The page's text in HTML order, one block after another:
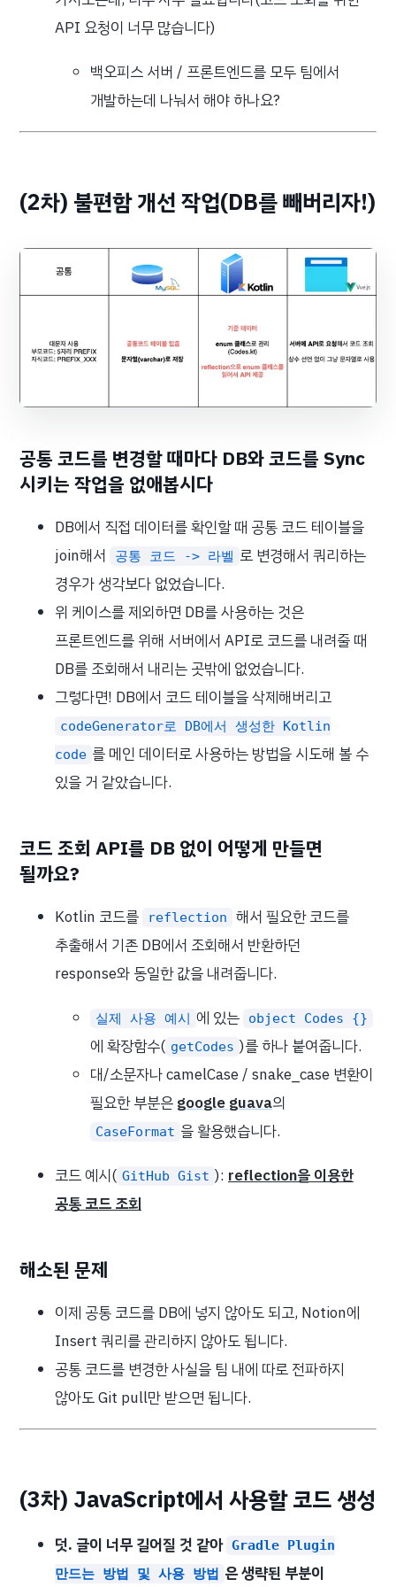
API 요청이 너무 많습니다)
백오피스 서버 / 프론트엔드를 모두 팀에서
개발하는데 나눠서 해야 하나요?
(2차) 불편함 개선 작업(DB를 빼버리자!)
공통 코드를 변경할 때마다 DB와 코드를 Sync
시키는 작업을 없애봅시다
DB에서 직접 데이터를 확인할 때 공통 코드 테이블을
join해서
공통 코드 -> 라벨 로 변경해서 쿼리하는
경우가 생각보다 없었습니다.
위 케이스를 제외하면 DB를 사용하는 것은
프론트엔드를 위해 서버에서 API로 코드를 내려줄 때
DB를 조회해서 내리는 곳밖에 없었습니다.
그렇다면! DB에서 코드 테이블을 삭제해버리고
codeGenerator로 DB에서 생성한 Kotlin
code 를 메인 데이터로 사용하는 방법을 시도해 볼 수
있을 거 같았습니다.
코드 조회 API를 DB 없이 어떻게 만들면
될까요?
Kotlin 코드를 reflection
해서 필요한 코드를
추출해서 기존 DB에서 조회해서 반환하던
response와 동일한 값을 내려줍니다.
실제 사용 예시 에 있는 object Codes {}
에 확장함수( getCodes )를 하나 붙여줍니다.
대/소문자나 camelCase / snake_case 변환이
필요한 부분은 google guava의
CaseFormat 을 활용했습니다.
코드 예시( GitHub Gist ): reflection을 이용한
공통 코드 조회
해소된 문제
이제 공통 코드를 DB에 넣지 않아도 되고, Notion에
Insert 쿼리를 관리하지 않아도 됩니다.
공통 코드를 변경한 사실을 팀 내에 따로 전파하지
않아도 Git pull만 받으면 됩니다.
(3차) JavaScript에서 사용할 코드 생성
덧. 글이 너무 길어질 것 같아 Gradle Plugin
만드는 방법 및 사용 방법 은 생략된 부분이